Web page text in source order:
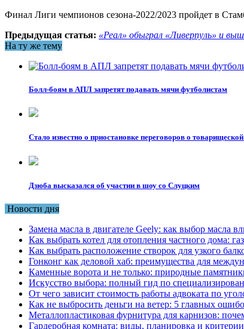
Финал Лиги чемпионов сезона-2022/2023 пройдет в
Предыдущая статья: «Реал» обыграл «Ливерпуль» и
На ту же тему
Болл-боям в АПЛ запретят подавать мячи футболистам
Стало известно о приостановке переговоров о
Дзюба высказался об участии в шоу со Слуцким
Новости дня
Замена масла в двигателе Geely: как выбор масла
Как выбрать котел для отопления частного дома:
Как выбрать расположение створок для узкого
Гонконг как деловой хаб: преимущества для
Каменные ворота и не только: природные
Искусство выбора: полный гид по
От чего зависит стоимость работы адвоката по
Как не выбросить деньги на ветер: 5 главных
Металлопластиковая фурнитура для карнизов:
Гардеробная комната: виды, планировка и